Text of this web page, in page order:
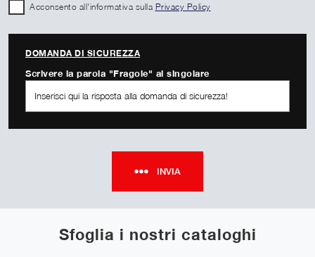
Sfoglia i nostri cataloghi
Acconsento all'informativa sulla Privacy Policy
DOMANDA DI SICUREZZA
Scrivere la parola "Fragole" al singolare
INVIA